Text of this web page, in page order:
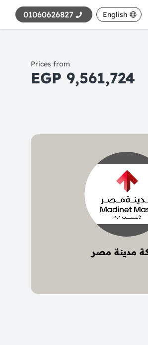
English
01060626827
Prices from
9,561,724 EGP
مدينة مصر